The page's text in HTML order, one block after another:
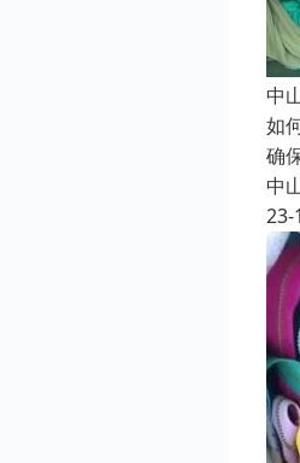
中
如
确
中
23-